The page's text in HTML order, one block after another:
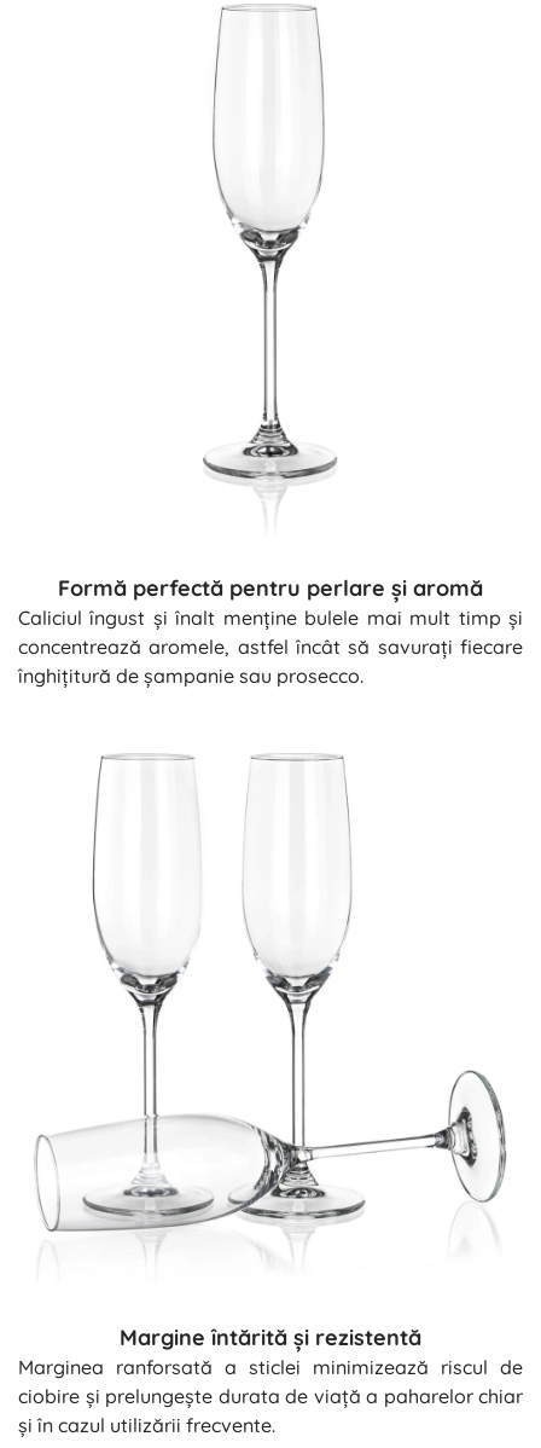
Formă perfectă pentru perlare și aromă
Caliciul îngust și înalt menține bulele mai mult timp și
concentrează aromele, astfel încât să savurați fiecare
înghițitură de șampanie sau prosecco.
Margine întărită și rezistentă
Marginea ranforsată a sticlei minimizează riscul de
ciobire și prelungește durata de viață a paharelor chiar
și în cazul utilizării frecvente.